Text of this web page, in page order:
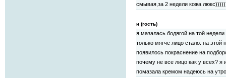
смывая,за 2 недели кожа
н (гость)
я мазалась бодягой на той
только мягче лицо стало. на этой
появилось покраснение на
почему не все лицо как у всех?
помазала кремом надеюсь на